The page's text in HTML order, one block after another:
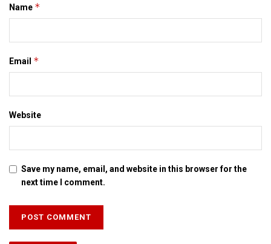
Name *
Email *
Website
Save my name, email, and website in this browser for the
next time I comment.